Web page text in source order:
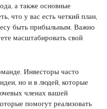
а также основные
что у вас есть четкий план,
быть прибыльным. Важно
масштабировать свой
Инвесторы часто
но и в людей, которые
членах вашей
помогут реализовать